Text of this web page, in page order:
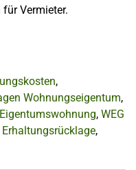
Vermieter.
,
Wohnungseigentum,
, WEG
,